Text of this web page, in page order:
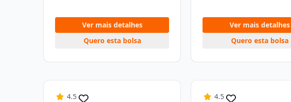
Ver mais detalhes
Quero esta bolsa
Ver mais detalhes
Quero esta bolsa
4.5 4.5